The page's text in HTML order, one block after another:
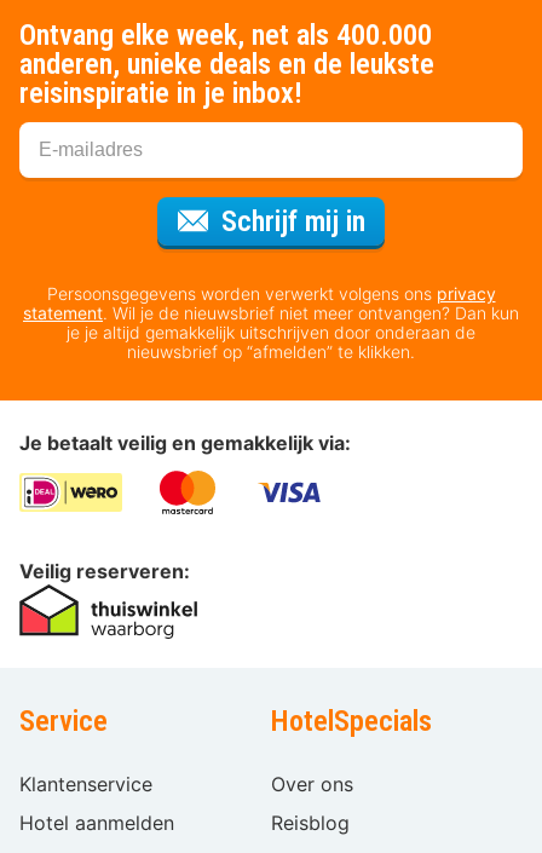
Ontvang elke week, net als 400.000
anderen, unieke deals en de leukste
reisinspiratie in je inbox!
Schrijf mij in
Persoonsgegevens worden verwerkt volgens ons privacy
statement. Wil je de nieuwsbrief niet meer ontvangen? Dan kun
je je altijd gemakkelijk uitschrijven door onderaan de
nieuwsbrief op “afmelden” te klikken.
Je betaalt veilig en gemakkelijk via:
Veilig reserveren:
Service
Klantenservice
Hotel aanmelden
HotelSpecials
Over ons
Reisblog